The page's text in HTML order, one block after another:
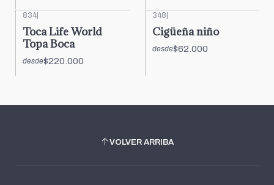
834|
Toca Life World
Topa Boca
desde$220.000
348|
Cigüeña niño
desde$62.000
VOLVER ARRIBA